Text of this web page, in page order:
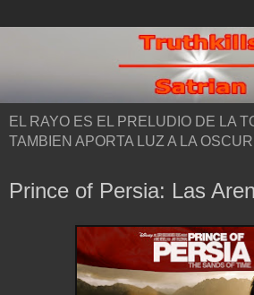
EL RAYO ES EL PRELUDIO DE LA
TAMBIEN APORTA LUZ A LA
Prince of Persia: Las